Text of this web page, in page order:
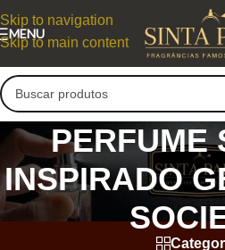
Skip to navigation
Skip to main content
MENU
PERFUME
INSPIRADO